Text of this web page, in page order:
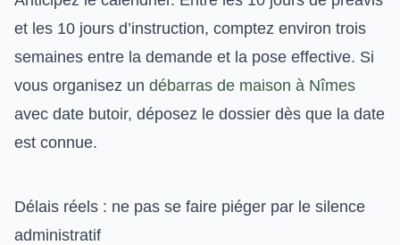
et les 10 jours d’instruction, comptez environ trois
semaines entre la demande et la pose effective. Si
vous organisez un débarras de maison à Nîmes
avec date butoir, déposez le dossier dès que la date
est connue.
Délais réels : ne pas se faire piéger par le silence
administratif